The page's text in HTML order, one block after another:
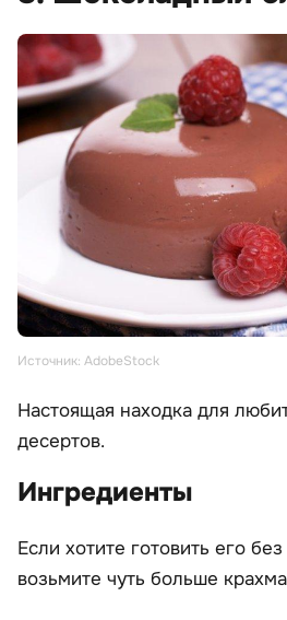
Источник: AdobeStock
Настоящая находка для
десертов.
Ингредиенты
Если хотите готовить его
возьмите чуть больше